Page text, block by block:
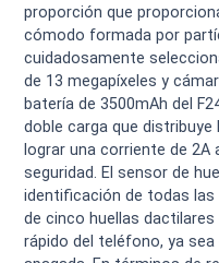
proporción que
cómodo formada por
cuidadosamente
de 13 megapíxeles y
batería de 3500mAh del
doble carga que
lograr una corriente de
seguridad. El sensor de
identificación de todas
de cinco huellas
rápido del teléfono, ya
Operadores